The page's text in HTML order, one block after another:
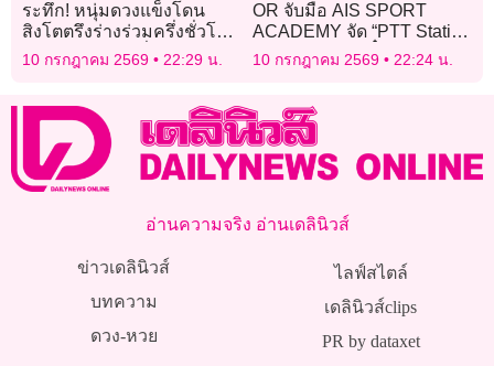
ระทึก! หนุ่มดวงแข็งโดน
สิงโตตรึงร่างร่วมครึ่งชั่วโมง
รอดตายเพราะเสี่ยง “ลูบหัว”
ปลอบให้มันใจเย็น
10 กรกฎาคม 2569 22:29 น.
OR จับมือ AIS SPORT
ACADEMY จัด “PTT Station
เติมฝันพลังแข้งจิ๋ว”
10 กรกฎาคม 2569 22:24 น.
อ่านความจริง อ่านเดลินิวส์
ข่าวเดลินิวส์
บทความ
ดวง-หวย
ไลฟ์สไตล์
เดลินิวส์clips
PR by dataxet